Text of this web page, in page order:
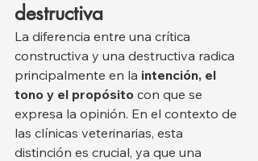
destructiva
La diferencia entre una crítica
constructiva y una destructiva radica
principalmente en la intención, el
tono y el propósito con que se
expresa la opinión. En el contexto de
las clínicas veterinarias, esta
distinción es crucial, ya que una